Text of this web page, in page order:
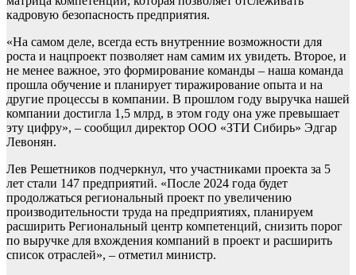
кадровую безопасность предприятия.
«На самом деле, всегда есть внутренние возможности для
роста и нацпроект позволяет нам самим их увидеть. Второе, и
не менее важное, это формирование команды – наша команда
прошла обучение и планирует тиражирование опыта и на
другие процессы в компании. В прошлом году выручка нашей
компании достигла 1,5 млрд, в этом году она уже превышает
эту цифру», – сообщил директор ООО «ЗТИ Сибирь» Эдгар
Левонян.
Лев Решетников подчеркнул, что участниками проекта за 5
лет стали 147 предприятий. «После 2024 года будет
продолжаться региональный проект по увеличению
производительности труда на предприятиях, планируем
расширить Региональный центр компетенций, снизить порог
по выручке для вхождения компаний в проект и расширить
список отраслей», – отметил министр.